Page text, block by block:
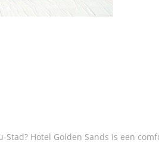
Hotel Golden Sands is een